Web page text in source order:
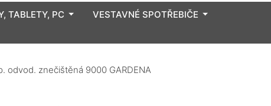
TABLETY, PC
VESTAVNÉ SPOTŘEBIČE
odvod. znečištěná 9000 GARDENA